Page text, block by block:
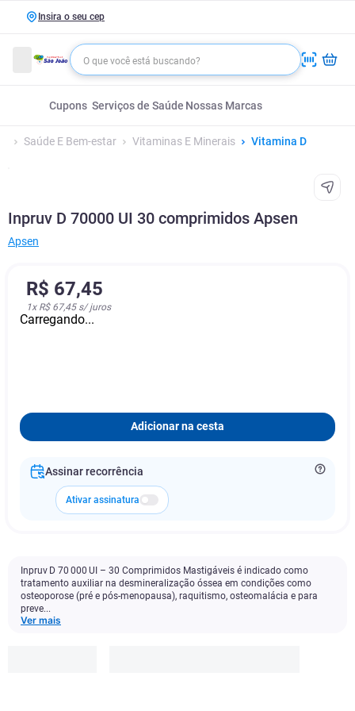
Insira o seu cep
Cupons Serviços de Saúde Nossas Marcas
Saúde E Bem-estar Vitaminas E Minerais Vitamina D
Inpruv D 70000 UI 30 comprimidos Apsen
Apsen
R$ 67,45
1x R$ 67,45s/ juros
Carregando...
Adicionar na cesta
Assinar recorrência
Ativar assinatura
Inpruv D 70 000 UI – 30 Comprimidos Mastigáveis é indicado como
tratamento auxiliar na desmineralização óssea em condições como
osteoporose (pré e pós-menopausa), raquitismo, osteomalácia e para
preve...
Ver mais